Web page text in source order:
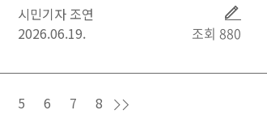
시민기자 조연
2026.06.19.
취
재
조회 880
5 6 7 8